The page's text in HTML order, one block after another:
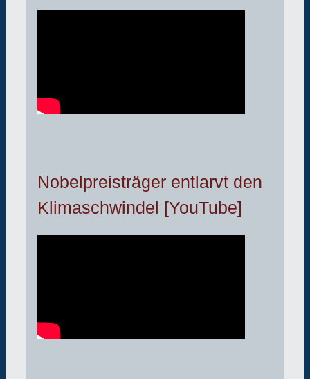
Nobelpreisträger entlarvt den
Klimaschwindel [YouTube]